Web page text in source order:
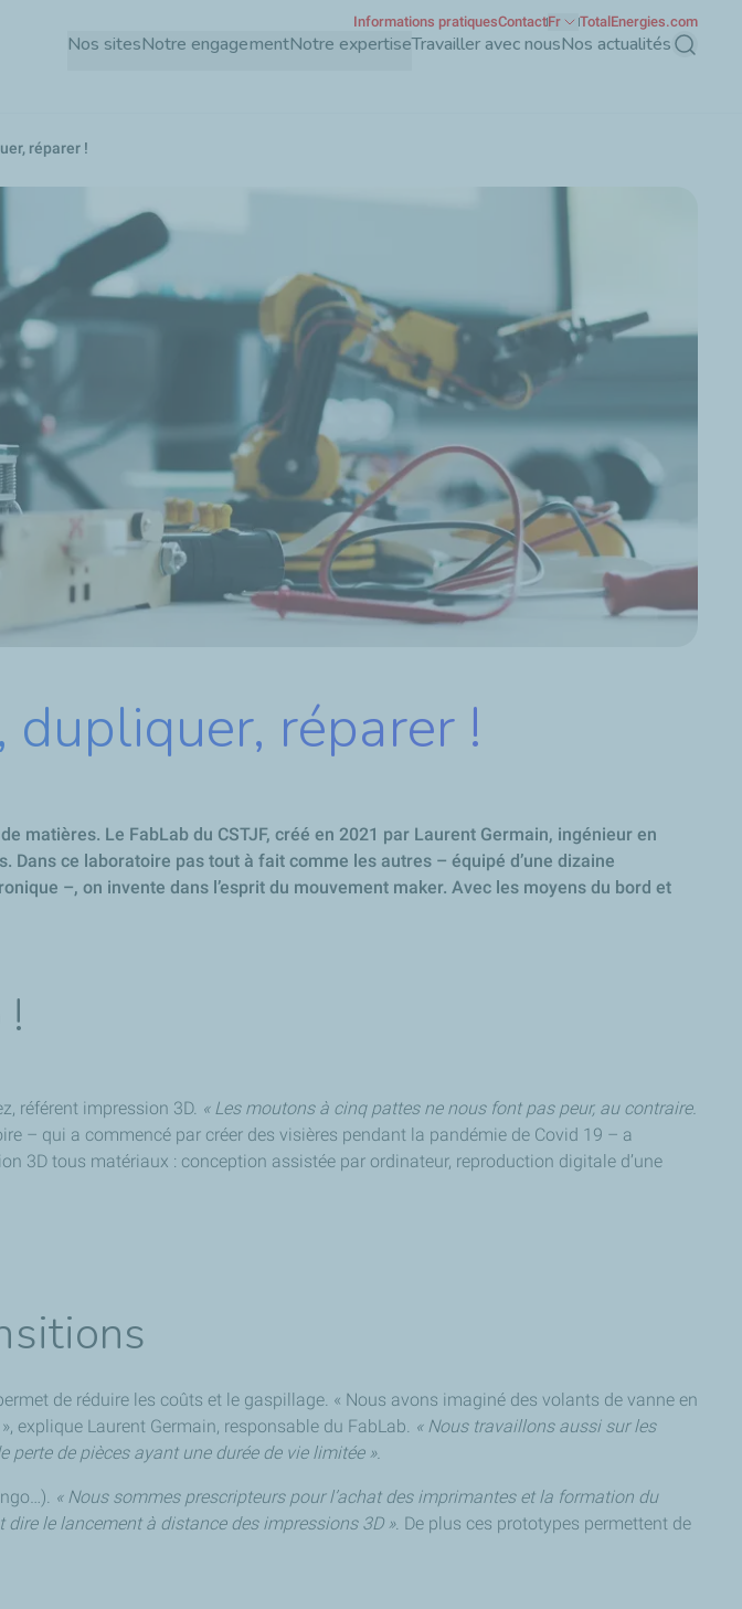
Nos sitesNotre engagementNotre expertiseTravailler avec nousNos actualités
Informations pratiquesContactFr TotalEnergies.com
réparer !
dupliquer, réparer !
matières. Le FabLab du CSTJF, créé en 2021 par Laurent Germain, ingénieur en
ce laboratoire pas tout à fait comme les autres – équipé d’une dizaine
–, on invente dans l’esprit du mouvement maker. Avec les moyens du bord et
référent impression 3D. « Les moutons à cinq pattes ne nous font pas peur, au contraire.
– qui a commencé par créer des visières pendant la pandémie de Covid 19 – a
3D tous matériaux : conception assistée par ordinateur, reproduction digitale d’une
de réduire les coûts et le gaspillage. « Nous avons imaginé des volants de vanne en
explique Laurent Germain, responsable du FabLab. « Nous travaillons aussi sur les
de pièces ayant une durée de vie limitée ».
« Nous sommes prescripteurs pour l’achat des imprimantes et la formation du
le lancement à distance des impressions 3D ». De plus ces prototypes permettent de